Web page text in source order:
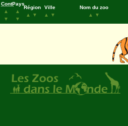
Cont.
▲
▼
Pays
▲
▼
Région
▲
▼
Ville
▲
▼
Nom du zoo
▲
▼